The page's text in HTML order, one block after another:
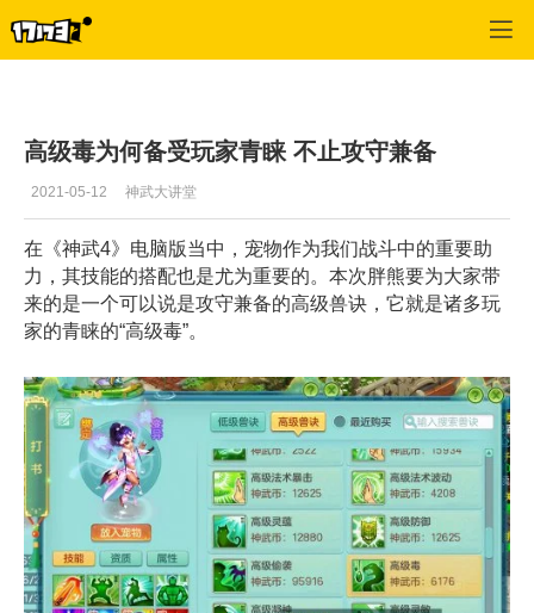
高级毒为何备受玩家青睐 不止攻守兼备
2021-05-12 神武大讲堂
在《神武4》电脑版当中，宠物作为我们战斗中的重要助
力，其技能的搭配也是尤为重要的。本次胖熊要为大家带
来的是一个可以说是攻守兼备的高级兽诀，它就是诸多玩
家的青睐的“高级毒”。